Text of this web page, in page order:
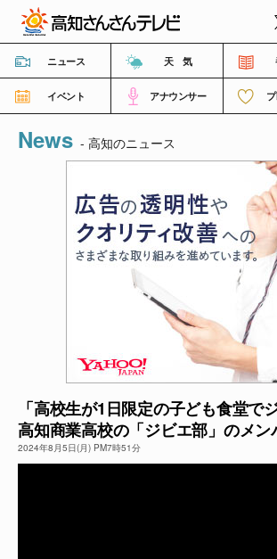
ニュース 天 気
イベント アナウンサー
高知さんさんテレビについ
イベント情報
FNNビデオポスト（投稿）
ご意見・ご感想・ご要望
よくある質問
News - 高知のニュース
「高校生が1日限定の子ども食堂で
高知商業高校の「ジビエ部」のメン
2024年8月5日(月) PM7時51分